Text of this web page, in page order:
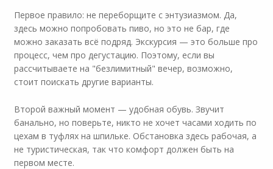
Первое правило: не переборщите с энтузиазмом. Да,
здесь можно попробовать пиво, но это не бар, где
можно заказать всё подряд. Экскурсия — это больше про
процесс, чем про дегустацию. Поэтому, если вы
рассчитываете на "безлимитный" вечер, возможно,
стоит поискать другие варианты.
Второй важный момент — удобная обувь. Звучит
банально, но поверьте, никто не хочет часами ходить по
цехам в туфлях на шпильке. Обстановка здесь рабочая, а
не туристическая, так что комфорт должен быть на
первом месте.